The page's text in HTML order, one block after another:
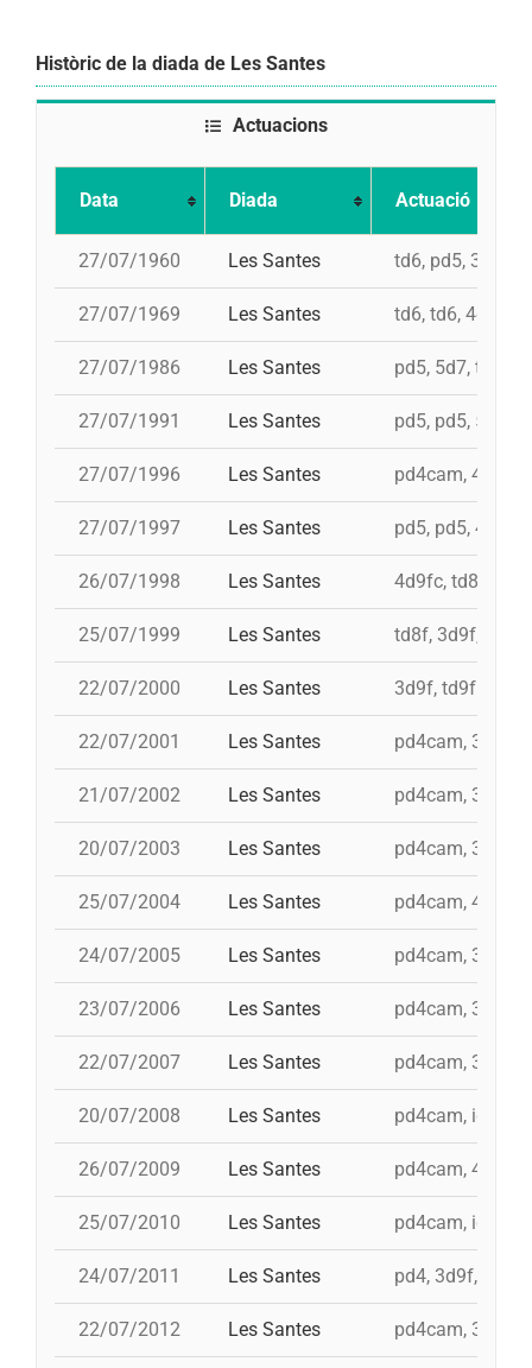
Històric de la diada de Les Santes
Actuacions
Data Diada Actuació
27/07/1960 Les Santes td6, pd5, 3d7,
27/07/1969 Les Santes td6, td6, 4d7
27/07/1986 Les Santes pd5, 5d7, td7,
27/07/1991 Les Santes pd5, pd5, 5d7,
27/07/1996 Les Santes pd4cam, 4d9f,
27/07/1997 Les Santes pd5, pd5, 4d9f,
26/07/1998 Les Santes 4d9fc, td8f,
25/07/1999 Les Santes td8f, 3d9f,
22/07/2000 Les Santes 3d9f, td9fm, id
22/07/2001 Les Santes pd4cam, 3d9f,
21/07/2002 Les Santes pd4cam, 3d9f, i
20/07/2003 Les Santes pd4cam, 3d9f,
25/07/2004 Les Santes pd4cam, 4d9f,
24/07/2005 Les Santes pd4cam, 3d9f,
23/07/2006 Les Santes pd4cam, 3d9f,
22/07/2007 Les Santes pd4cam, 3d9f,
20/07/2008 Les Santes pd4cam, id
26/07/2009 Les Santes pd4cam, 4d9f, i
25/07/2010 Les Santes pd4cam, id
24/07/2011 Les Santes pd4, 3d9f,
22/07/2012 Les Santes pd4cam, 3d9f,